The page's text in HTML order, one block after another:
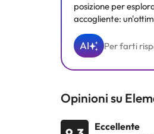
posizione per
accogliente:
AI Per farti
Opinioni su
Eccellente